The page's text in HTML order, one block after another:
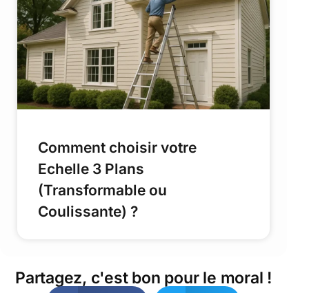
Comment choisir votre
Echelle 3 Plans
(Transformable ou
Coulissante) ?
Partagez, c'est bon pour le moral !